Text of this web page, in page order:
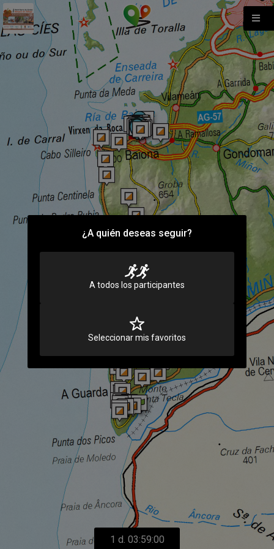
¿A quién deseas seguir?
A todos los participantes
Seleccionar mis favoritos
1 d. 03:59:00